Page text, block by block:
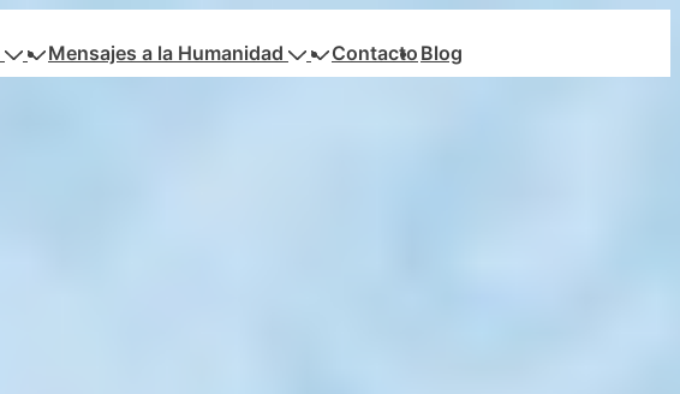
Mensajes a la Humanidad Contacto Blog